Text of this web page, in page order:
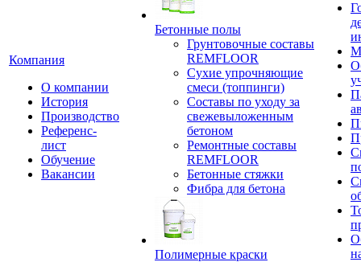
Компания
О компании
История
Производство
Референс-
лист
Обучение
Вакансии
Бетонные полы
Грунтовочные составы
REMFLOOR
Сухие упрочняющие
смеси (топпинги)
Составы по уходу за
свежевыложенным
бетоном
Ремонтные составы
REMFLOOR
Бетонные стяжки
Фибра для бетона
Полимерные краски